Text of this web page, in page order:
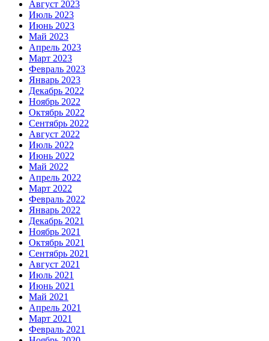
Август 2023
Июль 2023
Июнь 2023
Май 2023
Апрель 2023
Март 2023
Февраль 2023
Январь 2023
Декабрь 2022
Ноябрь 2022
Октябрь 2022
Сентябрь 2022
Август 2022
Июль 2022
Июнь 2022
Май 2022
Апрель 2022
Март 2022
Февраль 2022
Январь 2022
Декабрь 2021
Ноябрь 2021
Октябрь 2021
Сентябрь 2021
Август 2021
Июль 2021
Июнь 2021
Май 2021
Апрель 2021
Март 2021
Февраль 2021